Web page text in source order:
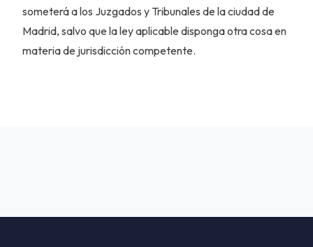
someterá a los Juzgados y Tribunales de la ciudad de
Madrid, salvo que la ley aplicable disponga otra cosa en
materia de jurisdicción competente.